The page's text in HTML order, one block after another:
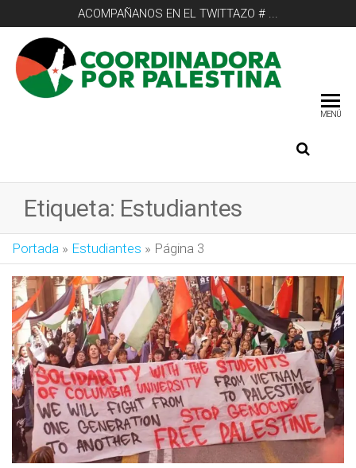
ACOMPAÑANOS EN EL TWITTAZO # ...
MENÚ
Etiqueta: Estudiantes
Portada » Estudiantes » Página 3